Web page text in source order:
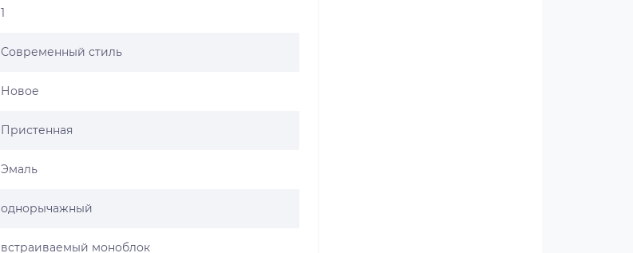
1
Современный стиль
Новое
Пристенная
Эмаль
однорычажный
встраиваемый моноблок